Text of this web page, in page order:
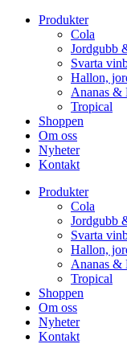
Produkter
Cola
Jordgubb
Svarta
Hallon,
Ananas &
Tropical
Shoppen
Om oss
Nyheter
Kontakt
Produkter
Cola
Jordgubb
Svarta
Hallon,
Ananas &
Tropical
Shoppen
Om oss
Nyheter
Kontakt